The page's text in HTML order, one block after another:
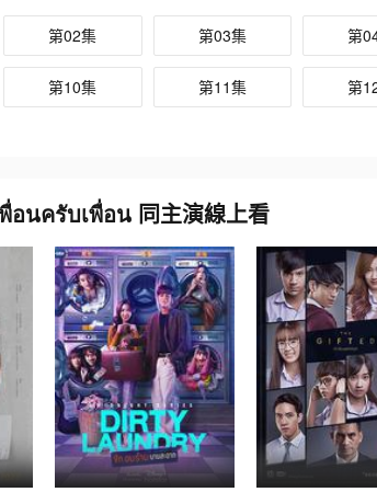
第02集 第03集 第
第10集 第11集 第
อนครับเพื่อน 同主演線上看